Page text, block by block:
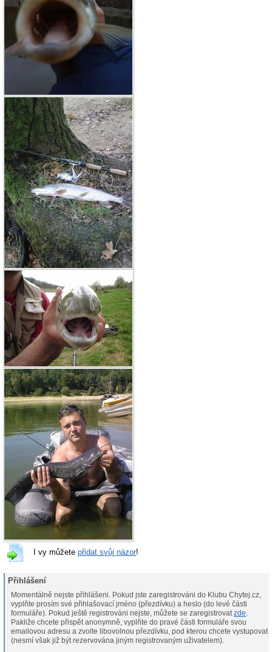
I vy můžete přidat svůj názor!
Přihlášení
Momentálně nejste přihlášeni. Pokud jste zaregistrováni do Klubu Chytej.cz,
vyplňte prosím své přihlašovací jméno (přezdívku) a heslo (do levé části
formuláře). Pokud ještě registrováni nejste, můžete se zaregistrovatzde.
Pakliže chcete přispět anonymně, vyplňte do pravé části formuláře svou
emailovou adresu a zvolte libovolnou přezdívku, pod kterou chcete vystupovat
(nesmí však již být rezervována jiným registrovaným uživatelem).